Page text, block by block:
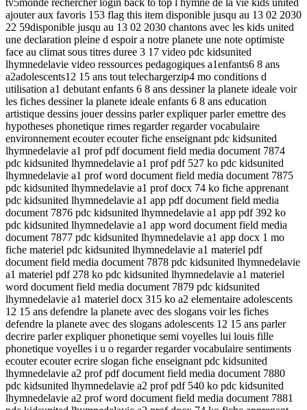
ajouter aux favoris 153 flag this item disponible jusqu au 13 02 2030
22 59disponible jusqu au 13 02 2030 chantons avec les kids united
une declaration pleine d espoir a notre planete une note optimiste
face au climat sous titres duree 3 17 video pdc kidsunited
lhymnedelavie video ressources pedagogiques a1enfants6 8 ans
a2adolescents12 15 ans tout telechargerzip4 mo conditions d
utilisation a1 debutant enfants 6 8 ans dessiner la planete ideale voir
les fiches dessiner la planete ideale enfants 6 8 ans education
artistique dessins jouer dessins parler expliquer parler emettre des
hypotheses phonetique rimes regarder regarder vocabulaire
environnement ecouter ecouter fiche enseignant pdc kidsunited
lhymnedelavie a1 prof pdf document field media document 7874
pdc kidsunited lhymnedelavie a1 prof pdf 527 ko pdc kidsunited
lhymnedelavie a1 prof word document field media document 7875
pdc kidsunited lhymnedelavie a1 prof docx 74 ko fiche apprenant
pdc kidsunited lhymnedelavie a1 app pdf document field media
document 7876 pdc kidsunited lhymnedelavie a1 app pdf 392 ko
pdc kidsunited lhymnedelavie a1 app word document field media
document 7877 pdc kidsunited lhymnedelavie a1 app docx 1 mo
fiche materiel pdc kidsunited lhymnedelavie a1 materiel pdf
document field media document 7878 pdc kidsunited lhymnedelavie
a1 materiel pdf 278 ko pdc kidsunited lhymnedelavie a1 materiel
word document field media document 7879 pdc kidsunited
lhymnedelavie a1 materiel docx 315 ko a2 elementaire adolescents
12 15 ans defendre la planete avec des slogans voir les fiches
defendre la planete avec des slogans adolescents 12 15 ans parler
decrire parler expliquer phonetique semi voyelles lui louis fille
phonetique voyelles i u o regarder regarder vocabulaire sentiments
ecouter ecouter ecrire slogan fiche enseignant pdc kidsunited
lhymnedelavie a2 prof pdf document field media document 7880
pdc kidsunited lhymnedelavie a2 prof pdf 540 ko pdc kidsunited
lhymnedelavie a2 prof word document field media document 7881